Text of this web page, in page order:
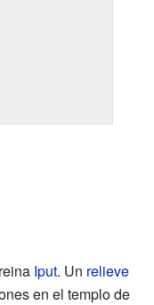
Iput. Un relieve
en el templo de